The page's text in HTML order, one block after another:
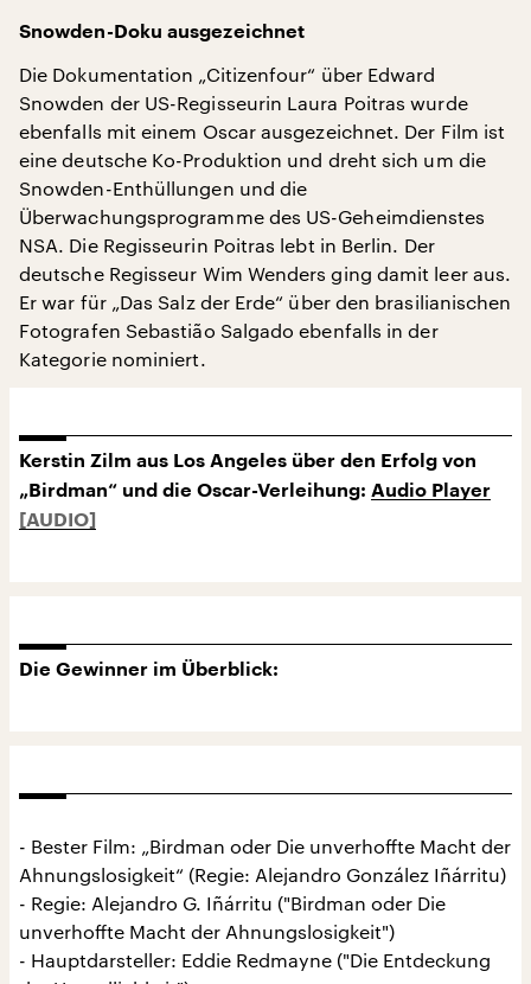
Snowden-Doku ausgezeichnet
Die Dokumentation „Citizenfour“ über Edward
Snowden der US-Regisseurin Laura Poitras wurde
ebenfalls mit einem Oscar ausgezeichnet. Der Film ist
eine deutsche Ko-Produktion und dreht sich um die
Snowden-Enthüllungen und die
Überwachungsprogramme des US-Geheimdienstes
NSA. Die Regisseurin Poitras lebt in Berlin. Der
deutsche Regisseur Wim Wenders ging damit leer aus.
Er war für „Das Salz der Erde“ über den brasilianischen
Fotografen Sebastião Salgado ebenfalls in der
Kategorie nominiert.
Kerstin Zilm aus Los Angeles über den Erfolg von
„Birdman“ und die Oscar-Verleihung: Audio Player
Die Gewinner im Überblick:
- Bester Film: „Birdman oder Die unverhoffte Macht der
Ahnungslosigkeit“ (Regie: Alejandro González Iñárritu)
- Regie: Alejandro G. Iñárritu ("Birdman oder Die
unverhoffte Macht der Ahnungslosigkeit")
- Hauptdarsteller: Eddie Redmayne ("Die Entdeckung